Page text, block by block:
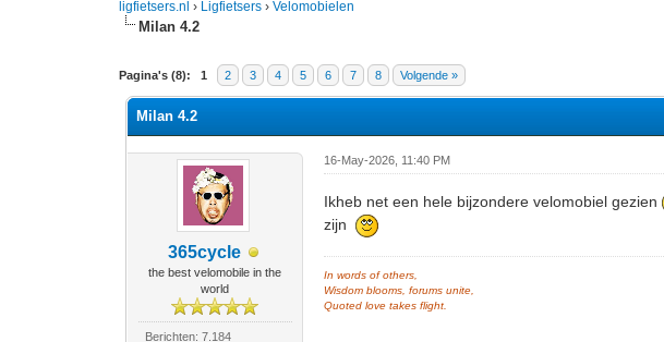
ligfietsers.nl › Ligfietsers ›Velomobielen
Milan 4.2
Pagina's (8): 1 2 3 4 5 6 7 8 Volgende »
0 stemmen - gemiddelde waardering is 0
1
2
3
4
5
Milan 4.2
365cycle
the best velomobile in the
world
Berichten: 7.184
16-May-2026, 11:40 PM
Ikheb net een hele bijzondere velomobiel gezien
zijn
In words of others,
Wisdom blooms, forums unite,
Quoted love takes flight.